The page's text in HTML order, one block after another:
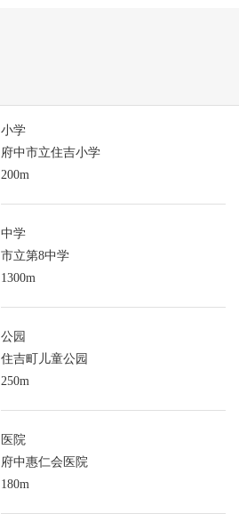
小学
府中市立住吉小学
200m
中学
市立第8中学
1300m
公园
住吉町儿童公园
250m
医院
府中惠仁会医院
180m